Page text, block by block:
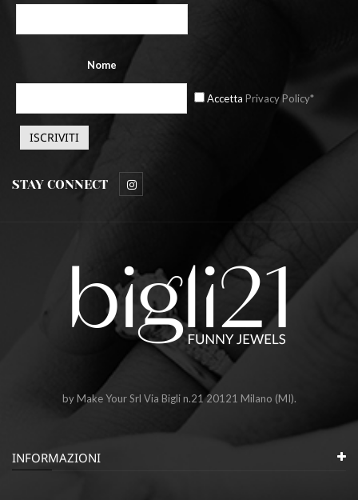
Nome
Accetta Privacy Policy*
STAY CONNECT
by Make Your Srl Via Bigli n.21 20121 Milano (MI).
INFORMAZIONI